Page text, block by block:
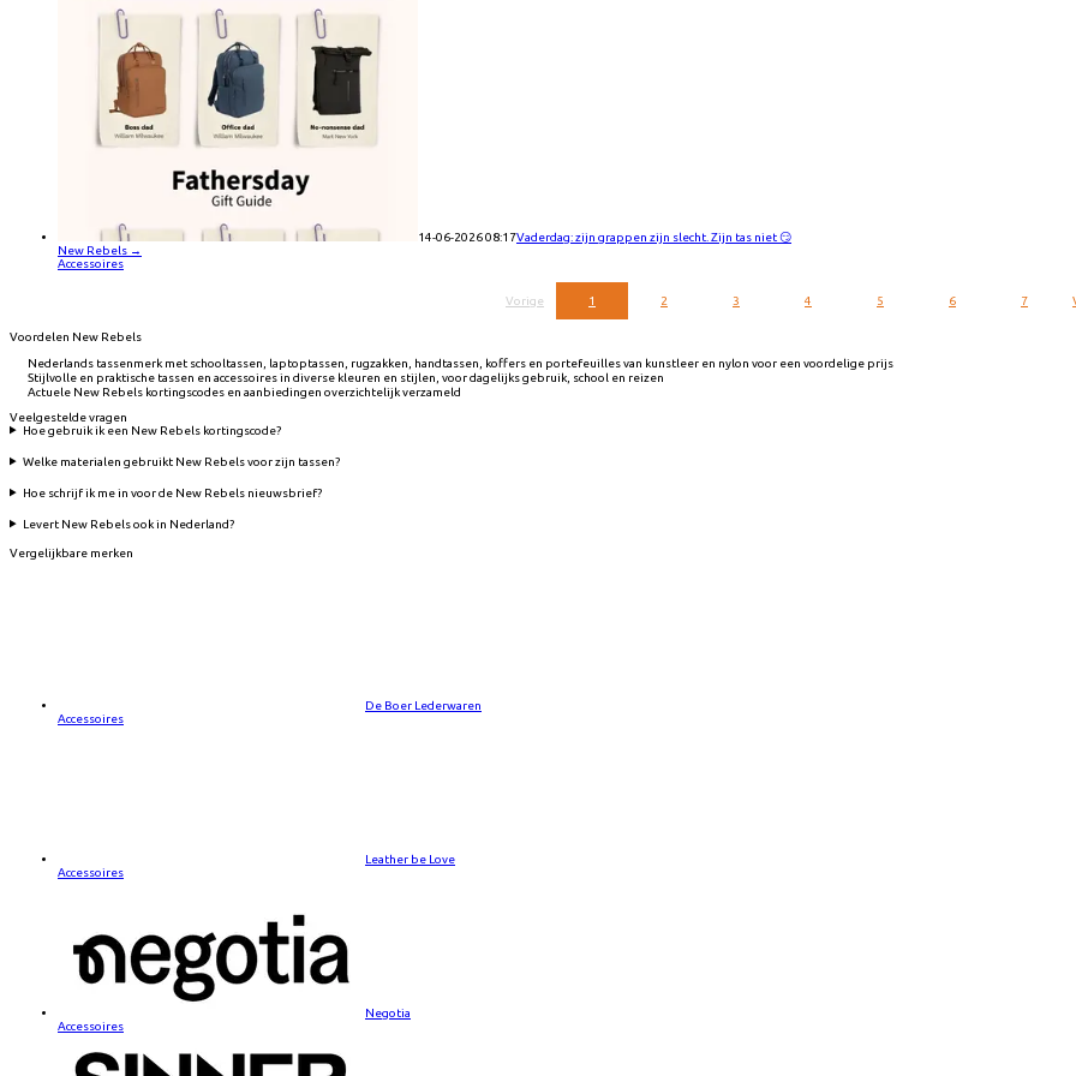
14-06-2026 08:17Vaderdag: zijn grappen zijn slecht. Zijn tas niet 😏
New Rebels →
Accessoires
Vorige 1 2 3 4 5 6 7
Voordelen New Rebels
Nederlands tassenmerk met schooltassen, laptoptassen, rugzakken, handtassen, koffers en portefeuilles van kunstleer en nylon voor een voordelige prijs
Stijlvolle en praktische tassen en accessoires in diverse kleuren en stijlen, voor dagelijks gebruik, school en reizen
Actuele New Rebels kortingscodes en aanbiedingen overzichtelijk verzameld
Veelgestelde vragen
Hoe gebruik ik een New Rebels kortingscode?
Welke materialen gebruikt New Rebels voor zijn tassen?
Hoe schrijf ik me in voor de New Rebels nieuwsbrief?
Levert New Rebels ook in Nederland?
Vergelijkbare merken
De Boer Lederwaren
Accessoires
Leather be Love
Accessoires
Negotia
Accessoires